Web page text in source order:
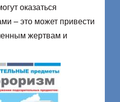
оказаться
– это может привести
жертвам и